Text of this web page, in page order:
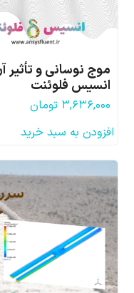
موج نوسانی و تأثیر
انسیس فلوئنت
۳,۶۳۶,۰۰۰ تومان
افزودن به سبد خرید